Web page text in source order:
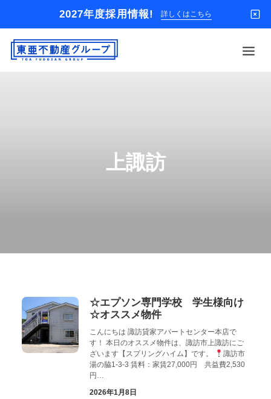
2027年度採用情報! 詳しくはこちら
上諏訪
☆エプソン専門学校 学生様向け
☆オススメ物件
こんにちは 諏訪貸家アパートセンター本店で
す！ 本日のオススメ物件は、諏訪市上諏訪にご
ざいます【スプリングハイム】です。
諏訪市
湯の脇1-3-3 賃料：家賃27,000円 共益費2,530
円…
2026年1月8日